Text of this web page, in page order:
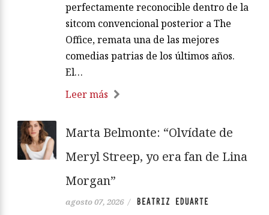
perfectamente reconocible dentro de la
sitcom convencional posterior a The
Office, remata una de las mejores
comedias patrias de los últimos años.
El…
Leer más
Marta Belmonte: “Olvídate de
Meryl Streep, yo era fan de Lina
Morgan”
agosto 07, 2026 / BEATRIZ EDUARTE